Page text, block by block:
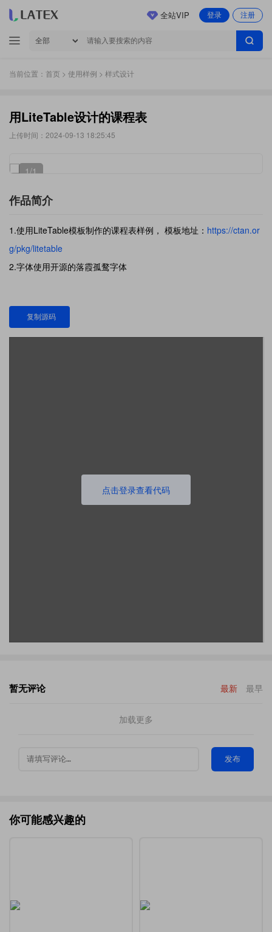
登录 注册
全站VIP
当前位置： 首页 > 使用样例 > 样式设计
用LiteTable设计的课程表
上传时间：2024-09-13 18:25:45
1/1
作品简介
1.使用LiteTable模板制作的课程表样例， 模板地址： https://ctan.or
g/pkg/litetable
2.字体使用开源的落霞孤鹜字体
复制源码
点击登录查看代码
暂无评论 最新 最早
加载更多
发布
你可能感兴趣的